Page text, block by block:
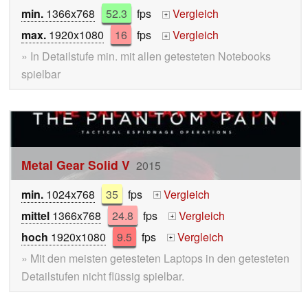
min. 1366x768 52.3 fps +
Vergleich
max. 1920x1080 16 fps +
Vergleich
» In Detailstufe min. mit allen getesteten Notebooks
spielbar
Metal Gear Solid V 2015
min. 1024x768 35 fps +
Vergleich
mittel 1366x768 24.8 fps +
Vergleich
hoch 1920x1080 9.5 fps +
Vergleich
» Mit den meisten getesteten Laptops in den getesteten
Detailstufen nicht flüssig spielbar.